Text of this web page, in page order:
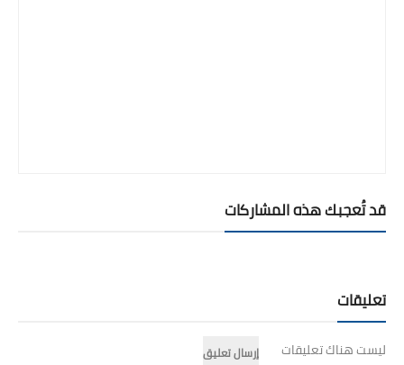
قد تُعجبك هذه المشاركات
تعليقات
ليست هناك تعليقات
إرسال تعليق